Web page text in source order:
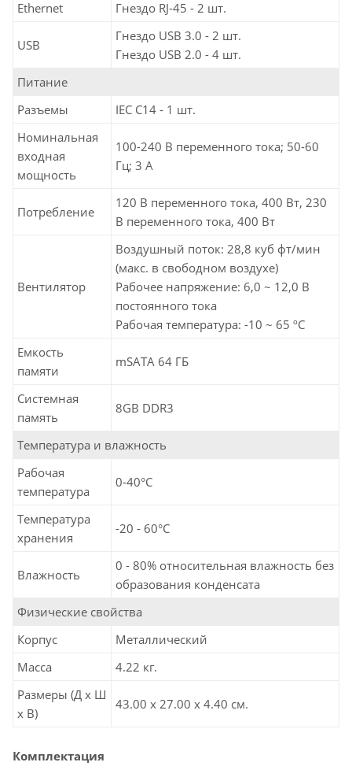
Ethernet Гнездо RJ-45 - 2 шт.
USB
Гнездо USB 3.0 - 2 шт.
Гнездо USB 2.0 - 4 шт.
Питание
Разъемы
IEC C14 - 1 шт.
Номинальная
входная
мощность
100-240 В переменного тока; 50-60
Гц; 3 A
Потребление
120 В переменного тока, 400 Вт, 230
В переменного тока, 400 Вт
Вентилятор
Воздушный поток: 28,8 куб фт/мин
(макс. в свободном воздухе)
Рабочее напряжение: 6,0 ~ 12,0 В
постоянного тока
Рабочая температура: -10 ~ 65 ºC
Емкость
памяти
mSATA 64 ГБ
Системная
память
8GB DDR3
Температура и влажность
Рабочая
температура
0-40°C
Температура
хранения
-20 - 60°C
Влажность
0 - 80% относительная влажность без
образования конденсата
Физические свойства
Корпус
Металлический
Масса
4.22 кг.
Размеры (Д х Ш
х В)
43.00 x 27.00 x 4.40 см.
Комплектация